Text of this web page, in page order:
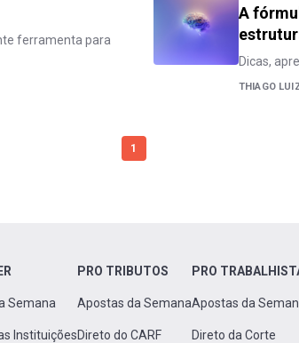
ferramenta para
A
Dicas,
THIAGO
1
Semana
Instituições
PRO TRIBUTOS
Apostas da Semana
Direto do CARF
PRO
Apostas da
Direto da Corte